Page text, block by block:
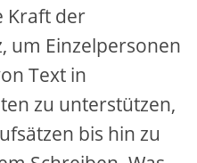
Kraft der
um Einzelpersonen
Text in
zu unterstützen,
bis hin zu